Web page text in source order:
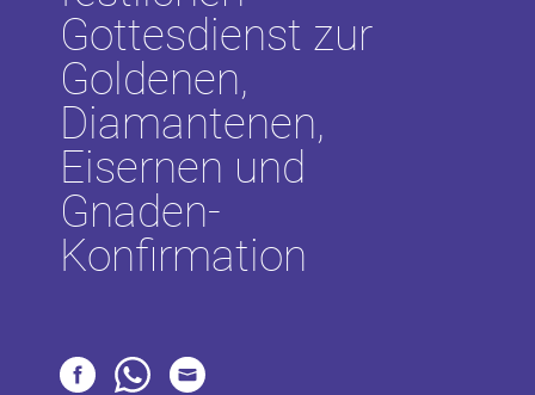
Gottesdienst zur
Goldenen,
Diamantenen,
Eisernen und
Gnaden-
Konfirmation